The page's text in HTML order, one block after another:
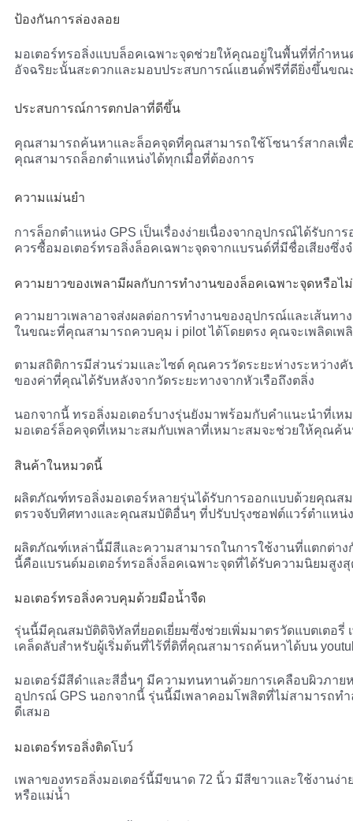
ป้องกันการล่องลอย
มอเตอร์ทรอลิ่งแบบล็อคเฉพาะจุดช่วยให้คุณอยู่ในพื้นที่ที่กำห
อัจฉริยะนั้นสะดวกและมอบประสบการณ์แฮนด์ฟรีที่ดียิ่งขึ้นขณะ
ประสบการณ์การตกปลาที่ดีขึ้น
คุณสามารถค้นหาและล็อคจุดที่คุณสามารถใช้โซนาร์สากลเ
คุณสามารถล็อกตำแหน่งได้ทุกเมื่อที่ต้องการ
ความแม่นยำ
การล็อกตำแหน่ง GPS เป็นเรื่องง่ายเนื่องจากอุปกรณ์ได้รั
ควรซื้อมอเตอร์ทรอลิ่งล็อคเฉพาะจุดจากแบรนด์ที่มีชื่อเสียงซึ่ง
ความยาวของเพลามีผลกับการทำงานของล็อคเฉพาะจุดหรือไ
ความยาวเพลาอาจส่งผลต่อการทำงานของอุปกรณ์และเส้นท
ในขณะที่คุณสามารถควบคุม i pilot ได้โดยตรง คุณจะเพลิดเ
ตามสถิติการมีส่วนร่วมและไซต์ คุณควรวัดระยะห่างระหว่างคั
ของค่าที่คุณได้รับหลังจากวัดระยะทางจากหัวเรือถึงตลิ่ง
นอกจากนี้ ทรอลิ่งมอเตอร์บางรุ่นยังมาพร้อมกับคำแนะนำที่เ
มอเตอร์ล็อคจุดที่เหมาะสมกับเพลาที่เหมาะสมจะช่วยให้คุณ
สินค้าในหมวดนี้
ผลิตภัณฑ์ทรอลิ่งมอเตอร์หลายรุ่นได้รับการออกแบบด้วยคุณส
ตรวจจับทิศทางและคุณสมบัติอื่นๆ ที่ปรับปรุงซอฟต์แวร์ตำแหน่
ผลิตภัณฑ์เหล่านี้มีสีและความสามารถในการใช้งานที่แตกต่า
นี้คือแบรนด์มอเตอร์ทรอลิ่งล็อคเฉพาะจุดที่ได้รับความนิยมสูง
มอเตอร์ทรอลิ่งควบคุมด้วยมือน้ำจืด
รุ่นนี้มีคุณสมบัติดิจิทัลที่ยอดเยี่ยมซึ่งช่วยเพิ่มมาตรวัดแบตเตอรี่
เคล็ดลับสำหรับผู้เริ่มต้นที่ไร้ที่ติที่คุณสามารถค้นหาได้บน
มอเตอร์มีสีดำและสีอื่นๆ มีความทนทานด้วยการเคลือบผิวภา
อุปกรณ์ GPS นอกจากนี้ รุ่นนี้มีเพลาคอมโพสิตที่ไม่สามารถท
ดีเสมอ
มอเตอร์ทรอลิ่งติดโบว์
เพลาของทรอลิ่งมอเตอร์นี้มีขนาด 72 นิ้ว มีสีขาวและใช้งาน
หรือแม่น้ำ